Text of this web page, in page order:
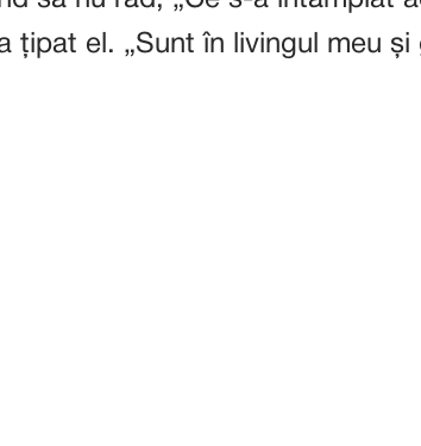
țipat el. „Sunt în livingul meu și